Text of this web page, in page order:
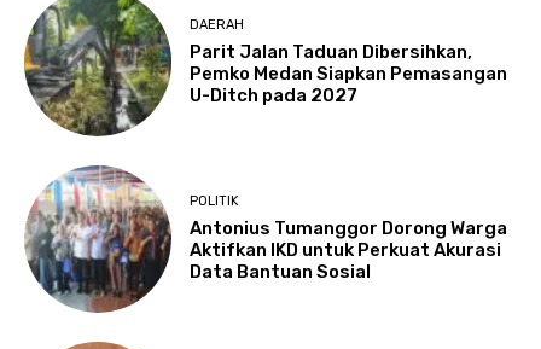
DAERAH
Parit Jalan Taduan Dibersihkan,
Pemko Medan Siapkan Pemasangan
U-Ditch pada 2027
POLITIK
Antonius Tumanggor Dorong Warga
Aktifkan IKD untuk Perkuat Akurasi
Data Bantuan Sosial